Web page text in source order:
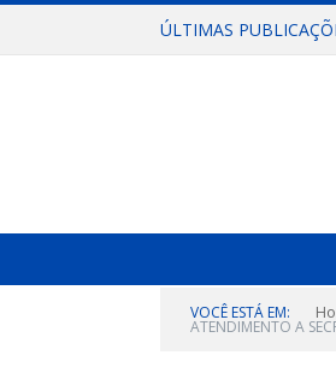
ÚLTIMAS
VOCÊ ESTÁ EM:
ATENDIMENTO A